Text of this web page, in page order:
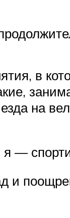
в
на
—
и